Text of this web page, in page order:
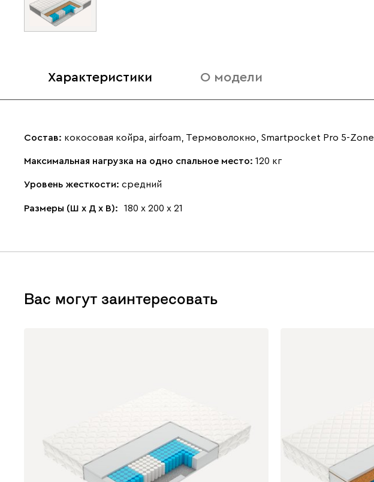
Характеристики О модели
Состав: кокосовая койра, airfoam, Термоволокно, Smartpocket Pro 5-Zone
Максимальная нагрузка на одно спальное место: 120 кг
Уровень жесткости: средний
Размеры (Ш х Д х В): 180 х 200 х 21
Вас могут заинтересовать